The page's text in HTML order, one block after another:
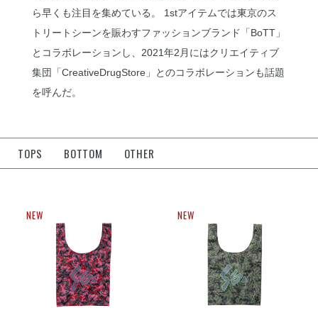
ら早くも注目を集めている。 1stアイテムでは東京のス
トリートシーンを賑わすファッションブランド「BoTT」
とコラボレーションし、2021年2月にはクリエイティブ
集団「CreativeDrugStore」とのコラボレーションも話題
を呼んだ。
TOPS BOTTOM OTHER
NEW NEW